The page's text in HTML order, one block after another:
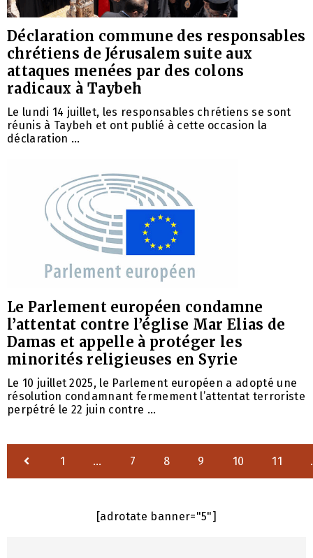
Déclaration commune des responsables
chrétiens de Jérusalem suite aux
attaques menées par des colons
radicaux à Taybeh
Le lundi 14 juillet, les responsables chrétiens se sont
réunis à Taybeh et ont publié à cette occasion la
déclaration ...
Le Parlement européen condamne
l’attentat contre l’église Mar Elias de
Damas et appelle à protéger les
minorités religieuses en Syrie
Le 10 juillet 2025, le Parlement européen a adopté une
résolution condamnant fermement l’attentat terroriste
perpétré le 22 juin contre ...
1 … 7 8 9 10 11
[adrotate banner="5"]